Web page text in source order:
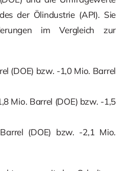
der Ölindustrie (API). Sie
im Vergleich zur
(DOE) bzw. -1,0 Mio. Barrel
Mio. Barrel (DOE) bzw. -1,5
(DOE) bzw. -2,1 Mio.